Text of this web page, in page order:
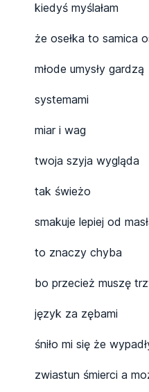
kiedyś myślałam
że osełka to samica
młode umysły gardzą
systemami
miar i wag
twoja szyja wygląda
tak świeżo
smakuje lepiej od
to znaczy chyba
bo przecież muszę
język za zębami
śniło mi się że
zwiastun śmierci a